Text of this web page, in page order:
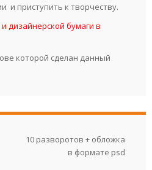
приступить к творчеству.
дизайнерской бумаги в
которой сделан данный
10 разворотов + обложка
в формате psd